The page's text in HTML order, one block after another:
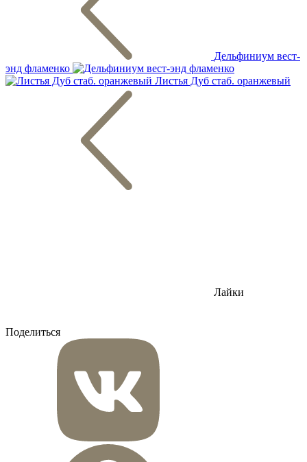
Дельфиниум вест-
энд фламенко
Листья Дуб стаб. оранжевый
Лайки
Поделиться